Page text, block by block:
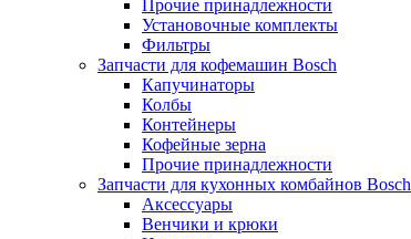
Прочие принадлежности
Установочные комплекты
Фильтры
Запчасти для кофемашин Bosch
Капучинаторы
Колбы
Контейнеры
Кофейные зерна
Прочие принадлежности
Запчасти для кухонных комбайнов Bosch
Аксессуары
Венчики и крюки